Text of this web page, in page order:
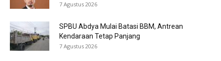
7 Agustus 2026
SPBU Abdya Mulai Batasi BBM, Antrean
Kendaraan Tetap Panjang
7 Agustus 2026